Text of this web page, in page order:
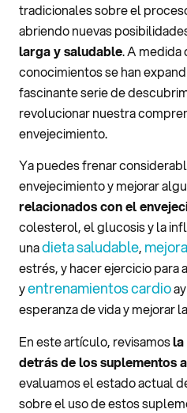
tradicionales sobre el
abriendo nuevas
larga y saludable. A medida
conocimientos se han
fascinante serie de
revolucionar nuestra
envejecimiento.
Ya puedes frenar
envejecimiento y mejorar
relacionados con el
colesterol, el glucosis y la
unadieta saludable,
estrés, y hacer ejercicio para
yentrenamientos cardio
esperanza de vida y mejorar
En este artículo, revisamosla
detrás de los suplementos
evaluamos el estado actual
sobre el uso de estos